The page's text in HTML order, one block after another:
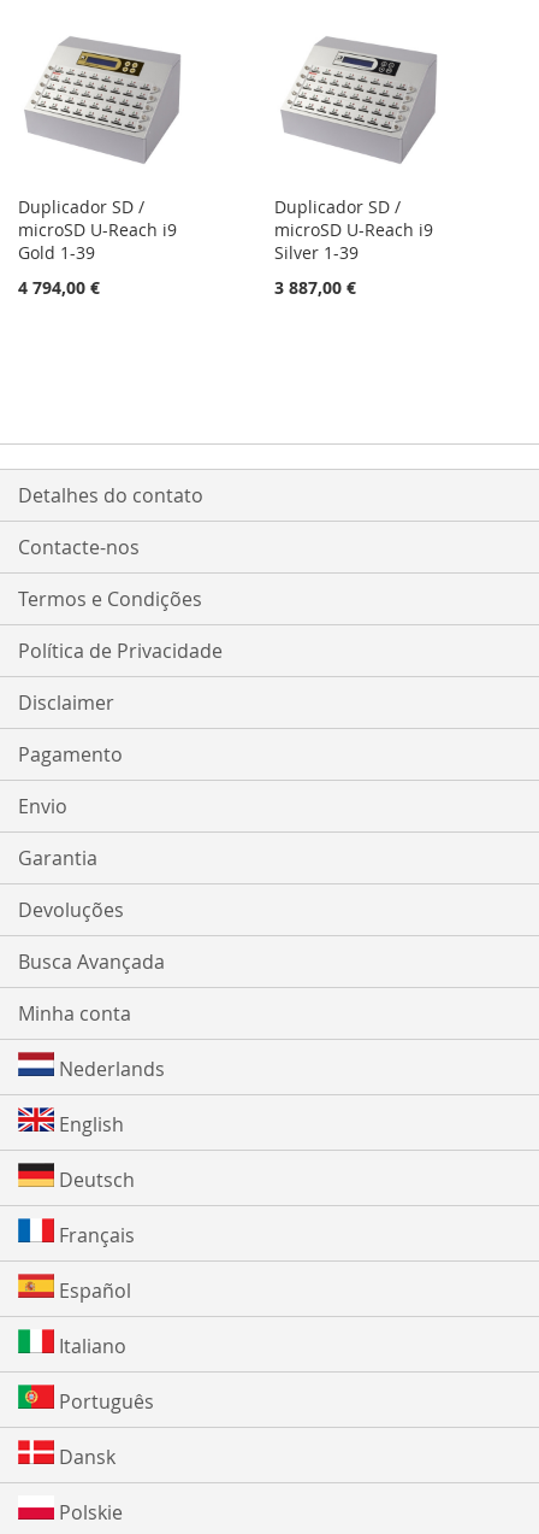
Duplicador SD /
microSD U-Reach i9
Gold 1-39
4 794,00 €
Duplicador SD /
microSD U-Reach i9
Silver 1-39
3 887,00 €
Detalhes do contato
Contacte-nos
Termos e Condições
Política de Privacidade
Disclaimer
Pagamento
Envio
Garantia
Devoluções
Busca Avançada
Minha conta
Nederlands
English
Deutsch
Français
Español
Italiano
Português
Dansk
Polskie